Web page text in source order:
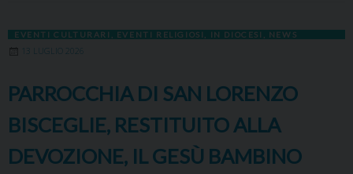
EVENTI CULTURARI EVENTI RELIGIOSI IN DIOCESI NEWS
13 LUGLIO 2026
PARROCCHIA DI SAN LORENZO
BISCEGLIE, RESTITUITO ALLA
DEVOZIONE, IL GESÙ BAMBINO